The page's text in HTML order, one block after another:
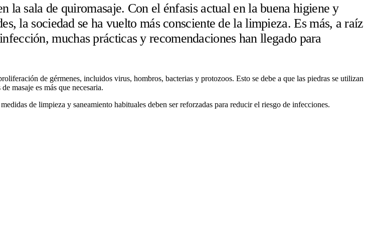
la sala de quiromasaje. Con el énfasis actual en la buena higiene y
la sociedad se ha vuelto más consciente de la limpieza. Es más, a raíz
muchas prácticas y recomendaciones han llegado para
de gérmenes, incluidos virus, hombros, bacterias y protozoos. Esto se debe a que las piedras se utilizan
masaje es más que necesaria.
de limpieza y saneamiento habituales deben ser reforzadas para reducir el riesgo de infecciones.